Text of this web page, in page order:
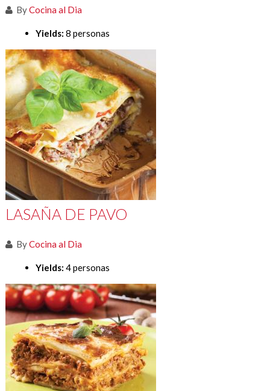
ByCocina al Dia
Yields: 8 personas
LASAÑA DE PAVO
ByCocina al Dia
Yields: 4 personas